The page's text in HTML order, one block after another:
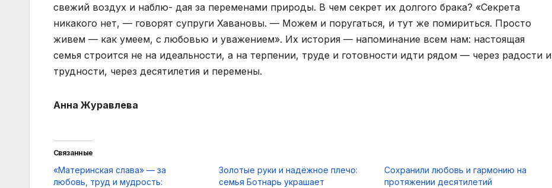
свежий воздух и наблю- дая за переменами природы. В чем секрет их долгого брака? «Секрета
никакого нет, — говорят супруги Хавановы. — Можем и поругаться, и тут же помириться. Просто
живем — как умеем, с любовью и уважением». Их история — напоминание всем нам: настоящая
семья строится не на идеальности, а на терпении, труде и готовности идти рядом — через радости и
трудности, через десятилетия и перемены.
Анна Журавлева
Связанные
«Материнская слава» — за
любовь, труд и мудрость:
Золотые руки и надёжное плечо:
семья Ботнарь украшает
Сохранили любовь и гармонию на
протяжении десятилетий